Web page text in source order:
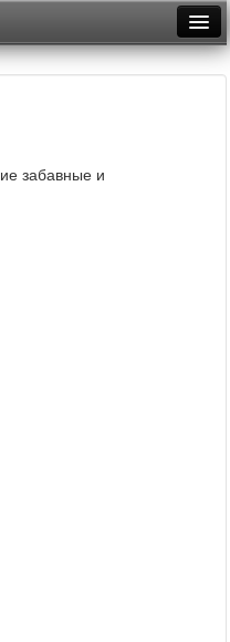
забавные и